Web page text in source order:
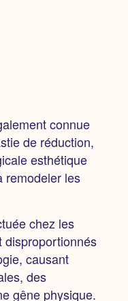
connue
de réduction,
esthétique
remodeler les
chez les
disproportionnés
causant
des
gêne physique.